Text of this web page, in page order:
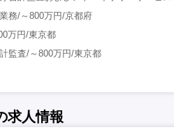
務/～800万円/京都府
万円/東京都
監査/～800万円/東京都
求人情報